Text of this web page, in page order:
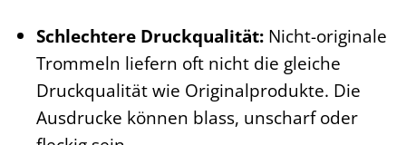
Schlechtere Druckqualität:Nicht-originale
Trommeln liefern oft nicht die gleiche
Druckqualität wie Originalprodukte. Die
Ausdrucke können blass, unscharf oder